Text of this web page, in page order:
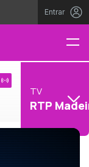
Entrar
TV
RTP